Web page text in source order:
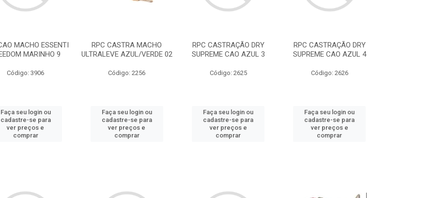
MACHO ESSENTI
MARINHO 9
Código: 3906
Faça seu login ou
cadastre-se para
ver preços e
comprar
RPC CASTRA MACHO
ULTRALEVE AZUL/VERDE 02
Código: 2256
Faça seu login ou
cadastre-se para
ver preços e
comprar
RPC CASTRAÇÃO DRY
SUPREME CAO AZUL 3
Código: 2625
Faça seu login ou
cadastre-se para
ver preços e
comprar
RPC CASTRAÇÃO DRY
SUPREME CAO AZUL 4
Código: 2626
Faça seu login ou
cadastre-se para
ver preços e
comprar